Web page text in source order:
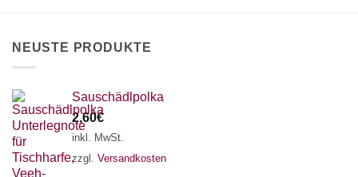
NEUSTE PRODUKTE
Sauschädlpolka
2,60€
inkl. MwSt.
zzgl. Versandkosten